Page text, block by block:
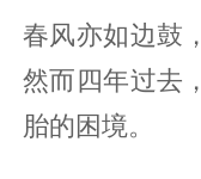
春风亦如边鼓
然而四年过去
胎的困境。